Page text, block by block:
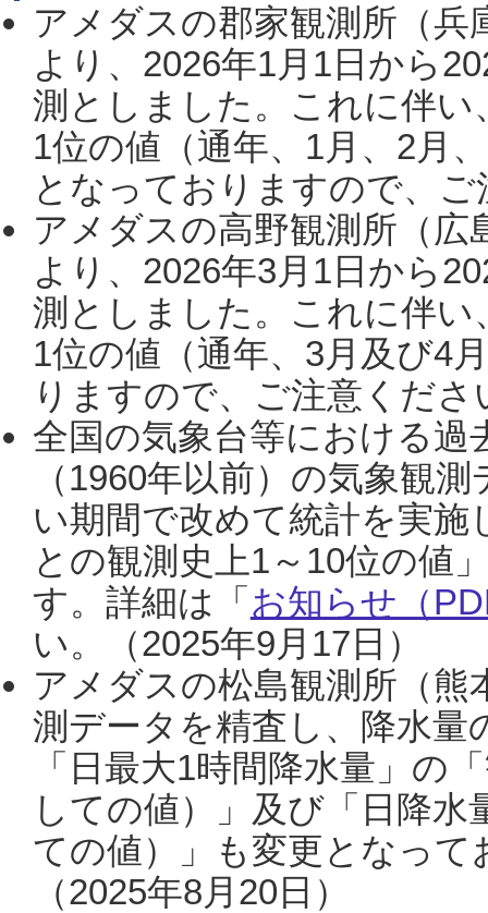
アメダスの郡家観測所（
より、2026年1月1日から
測としました。これに伴い
1位の値（通年、1月、2月
となっておりますので、
アメダスの高野観測所（
より、2026年3月1日から
測としました。これに伴い
1位の値（通年、3月及び4
りますので、ご注意くだ
全国の気象台等における過
（1960年以前）の気象観
い期間で改めて統計を実
との観測史上1～10位の値
す。詳細は「 お知らせ（
い。（2025年9月17日）
アメダスの松島観測所（熊
測データを精査し、降水
「日最大1時間降水量」の
しての値）」及び「日降
ての値）」も変更となっ
（2025年8月20日）